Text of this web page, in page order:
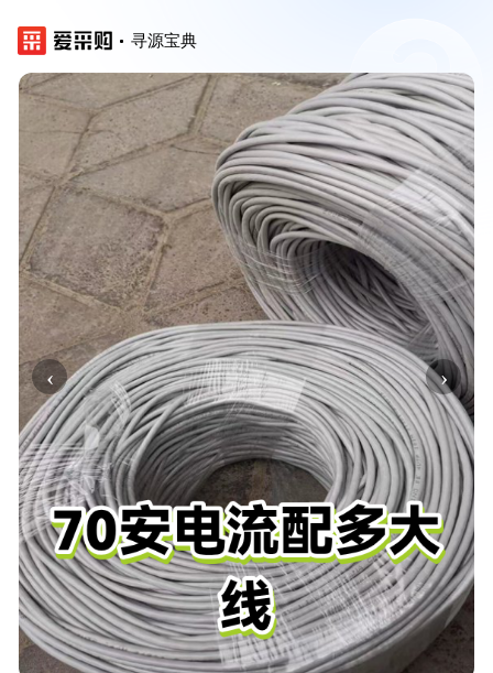
寻源宝典
‹ ›